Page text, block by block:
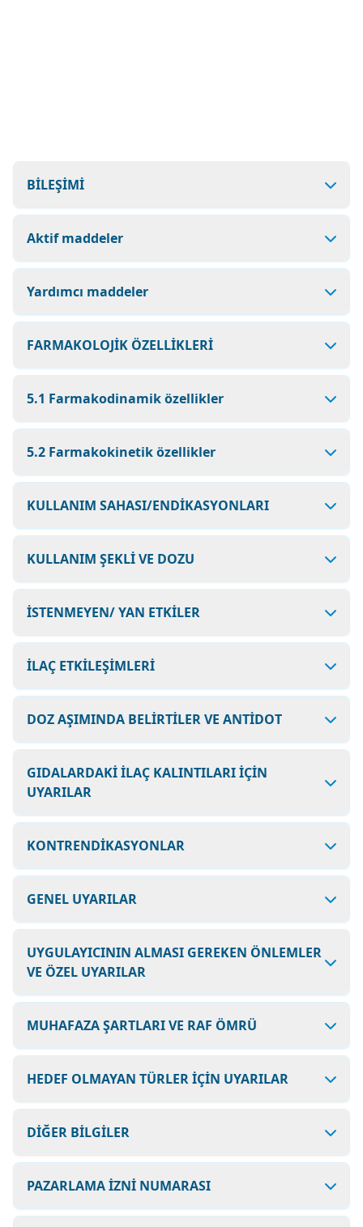
BİLEŞİMİ
Aktif maddeler
Yardımcı maddeler
FARMAKOLOJİK ÖZELLİKLERİ
5.1 Farmakodinamik özellikler
5.2 Farmakokinetik özellikler
KULLANIM SAHASI/ENDİKASYONLARI
KULLANIM ŞEKLİ VE DOZU
İSTENMEYEN/ YAN ETKİLER
İLAÇ ETKİLEŞİMLERİ
DOZ AŞIMINDA BELİRTİLER VE ANTİDOT
GIDALARDAKİ İLAÇ KALINTILARI İÇİN
UYARILAR
KONTRENDİKASYONLAR
GENEL UYARILAR
UYGULAYICININ ALMASI GEREKEN ÖNLEMLER
VE ÖZEL UYARILAR
MUHAFAZA ŞARTLARI VE RAF ÖMRÜ
HEDEF OLMAYAN TÜRLER İÇİN UYARILAR
DİĞER BİLGİLER
PAZARLAMA İZNİ NUMARASI